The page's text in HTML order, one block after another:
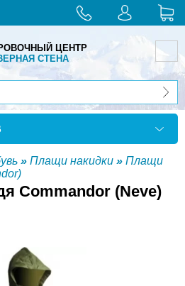
ЦЕНТР
СТЕНА
» Плащи накидки » Плащи
Commandor (Neve)